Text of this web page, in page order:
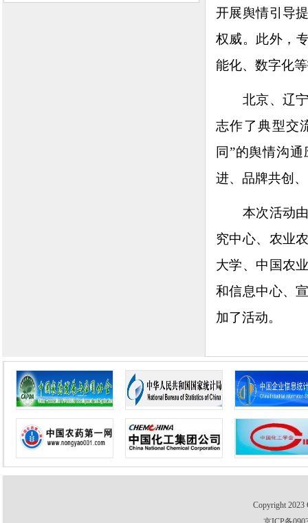
开展舆情引导
权威。此外，
能化、数字化
北京、辽宁
志作了典型交
同”的舆情沟
进、品牌共创
本次活动由
究中心、农业
大学、中国农
和信息中心、
加了活动。
Copyright 2023